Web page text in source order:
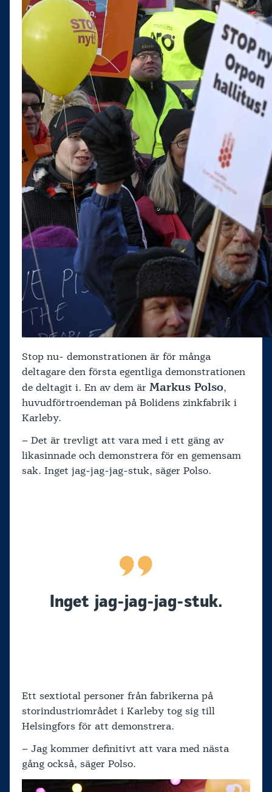
Stop nu- demonstrationen är för många
deltagare den första egentliga demonstrationen
de deltagit i. En av dem är Markus Polso,
huvudförtroendeman på Bolidens zinkfabrik i
Karleby.
– Det är trevligt att vara med i ett gäng av
likasinnade och demonstrera för en gemensam
sak. Inget jag-jag-jag-stuk, säger Polso.
Inget jag-jag-jag-stuk.
Ett sextiotal personer från fabrikerna på
storindustriområdet i Karleby tog sig till
Helsingfors för att demonstrera.
– Jag kommer definitivt att vara med nästa
gång också, säger Polso.